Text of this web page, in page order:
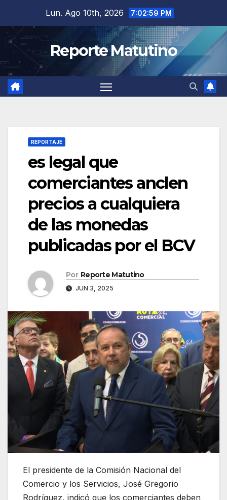
contenido
Lun. Ago 10th, 2026 7:02:59 PM
Reporte Matutino
REPORTAJE
es legal que
comerciantes anclen
precios a cualquiera
de las monedas
publicadas por el BCV
Por Reporte Matutino
JUN 3, 2025
El presidente de la Comisión Nacional del
Comercio y los Servicios, José Gregorio
Rodríguez, indicó que los comerciantes deben